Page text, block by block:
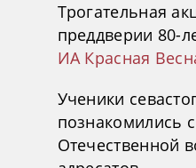
Трогательная
преддверии 80-
ИА Красная
Ученики
познакомились
Отечественной